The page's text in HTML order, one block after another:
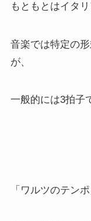
もともとはイタ
音楽では特定の
が、
一般的には3拍子
「ワルツのテン